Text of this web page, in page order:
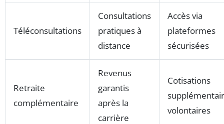
Téléconsultations
Consultations
pratiques à
distance
Accès via
plateformes
sécurisées
Retraite
complémentaire
Revenus
garantis
après la
carrière
Cotisations
volontaires